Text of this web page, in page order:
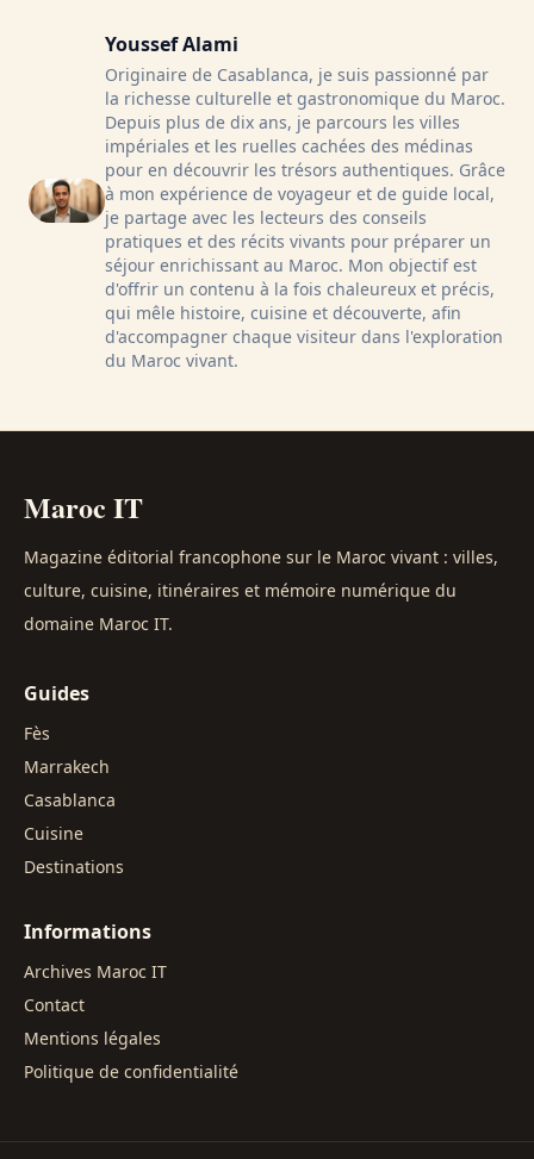
Youssef Alami
Originaire de Casablanca, je suis passionné par
la richesse culturelle et gastronomique du Maroc.
Depuis plus de dix ans, je parcours les villes
impériales et les ruelles cachées des médinas
pour en découvrir les trésors authentiques. Grâce
à mon expérience de voyageur et de guide local,
je partage avec les lecteurs des conseils
pratiques et des récits vivants pour préparer un
séjour enrichissant au Maroc. Mon objectif est
d'offrir un contenu à la fois chaleureux et précis,
qui mêle histoire, cuisine et découverte, afin
d'accompagner chaque visiteur dans l'exploration
du Maroc vivant.
Maroc IT
Magazine éditorial francophone sur le Maroc vivant : villes,
culture, cuisine, itinéraires et mémoire numérique du
domaine Maroc IT.
Guides
Fès
Marrakech
Casablanca
Cuisine
Destinations
Informations
Archives Maroc IT
Contact
Mentions légales
Politique de confidentialité